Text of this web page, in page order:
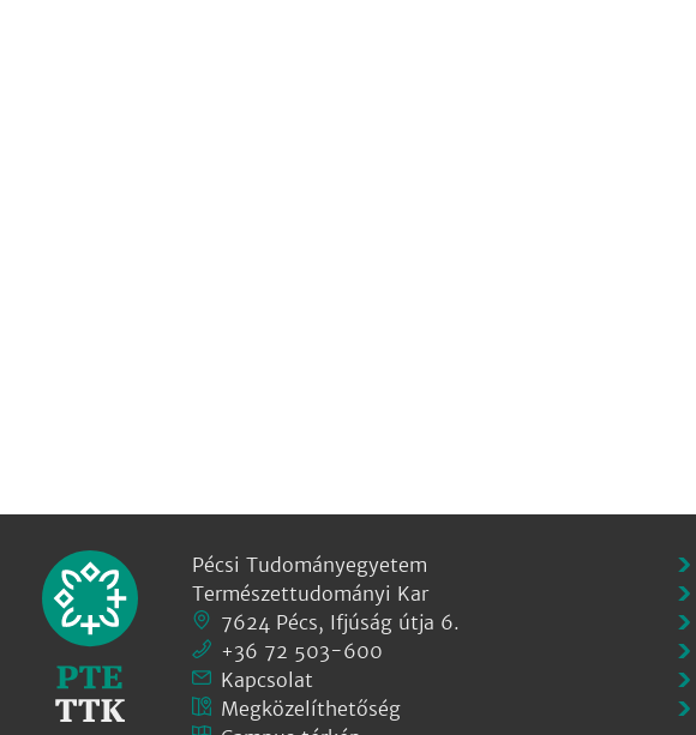
Pécsi Tudományegyetem
Természettudományi Kar
7624 Pécs, Ifjúság útja 6.
+36 72 503-600
Kapcsolat
Megközelíthetőség